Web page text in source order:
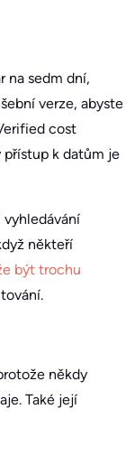
na sedm dní,
verze, abyste
cost
k datům je
někteří
být trochu
někdy
Také její